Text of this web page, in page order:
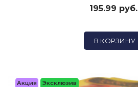
195.99 руб.
В КОРЗИНУ
Акция Эксклюзив